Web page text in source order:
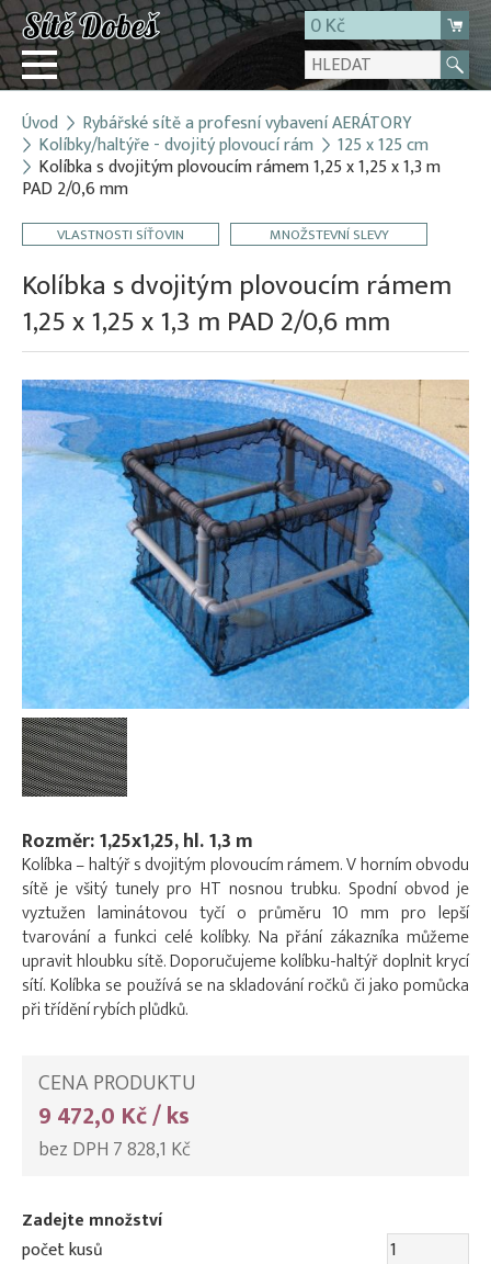
0 Kč
Přihlásit
Registrace
O firmě
Kontakt
Úvod Rybářské sítě a profesní vybavení AERÁTORY
Kolíbky/haltýře - dvojitý plovoucí rám 125 x 125 cm
Kolíbka s dvojitým plovoucím rámem 1,25 x 1,25 x 1,3 m
PAD 2/0,6 mm
VLASTNOSTI SÍŤOVIN MNOŽSTEVNÍ SLEVY
Kolíbka s dvojitým plovoucím rámem
1,25 x 1,25 x 1,3 m PAD 2/0,6 mm
Rozměr: 1,25x1,25, hl. 1,3 m
Kolíbka – haltýř s dvojitým plovoucím rámem. V horním obvodu
sítě je všitý tunely pro HT nosnou trubku. Spodní obvod je
vyztužen laminátovou tyčí o průměru 10 mm pro lepší
tvarování a funkci celé kolíbky. Na přání zákazníka můžeme
upravit hloubku sítě. Doporučujeme kolíbku-haltýř doplnit krycí
sítí. Kolíbka se používá se na skladování ročků či jako pomůcka
při třídění rybích plůdků.
CENA PRODUKTU
9 472,0 Kč / ks
bez DPH 7 828,1 Kč
Zadejte množství
počet kusů